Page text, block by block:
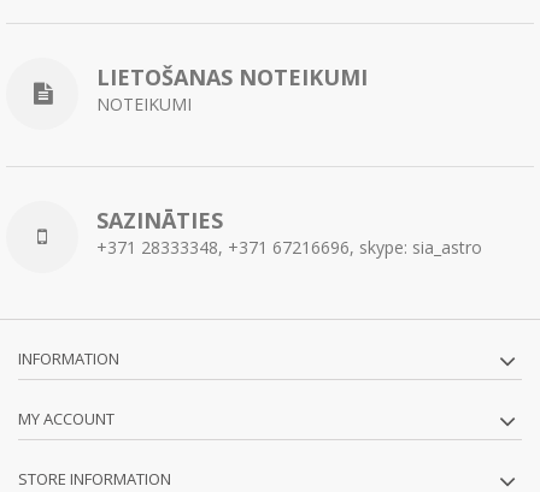
LIETOŠANAS NOTEIKUMI
NOTEIKUMI
SAZINĀTIES
+371 28333348, +371 67216696, skype: sia_astro
INFORMATION
MY ACCOUNT
STORE INFORMATION